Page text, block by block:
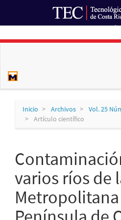
Inicio Archivos
Vol. 25
Artículo científico
varios ríos de
Metropolitana